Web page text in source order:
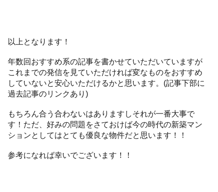
以上となります！
年数回おすすめ系の記事を書かせていただいていますが
これまでの発信を見ていただければ変なものをおすすめ
していないと安心いただけるかと思います。(記事下部に
過去記事のリンクあり)
もちろん合う合わないはありますしそれが一番大事で
す！ただ、好みの問題をさておけば今の時代の新築マン
ションとしてはとても優良な物件だと思います！！
参考になれば幸いでございます！！